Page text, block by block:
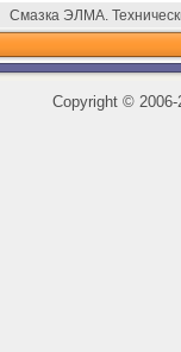
Смазка ЭЛМА.
Copyright ©